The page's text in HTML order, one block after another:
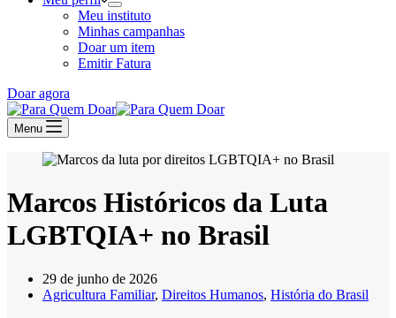
Meu instituto
Minhas campanhas
Doar um item
Emitir Fatura
Doar agora
Menu
Marcos Históricos da Luta
LGBTQIA+ no Brasil
29 de junho de 2026
Agricultura Familiar, Direitos Humanos, História do Brasil